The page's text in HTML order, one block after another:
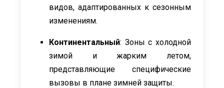
видов, адаптированных к сезонным
изменениям.
Континентальный: Зоны с холодной
зимой и жарким летом,
представляющие специфические
вызовы в плане зимней защиты.